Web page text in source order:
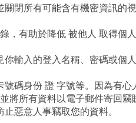
閉所有可能含有機密資訊的視
有助於降低 被他人 取得個人
輸入的登入名稱、密碼或個人
碼身份 證 字號等。因為有心
將所有資料以電子郵件寄回竊
惡意人事竊取您的資料。